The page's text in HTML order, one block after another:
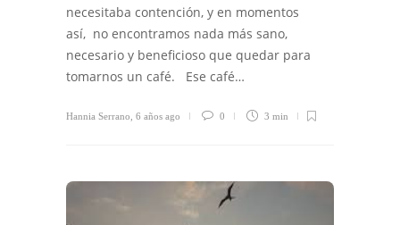
necesitaba contención, y en momentos
así, no encontramos nada más sano,
necesario y beneficioso que quedar para
tomarnos un café. Ese café…
Hannia Serrano 6 años ago 0 3 min